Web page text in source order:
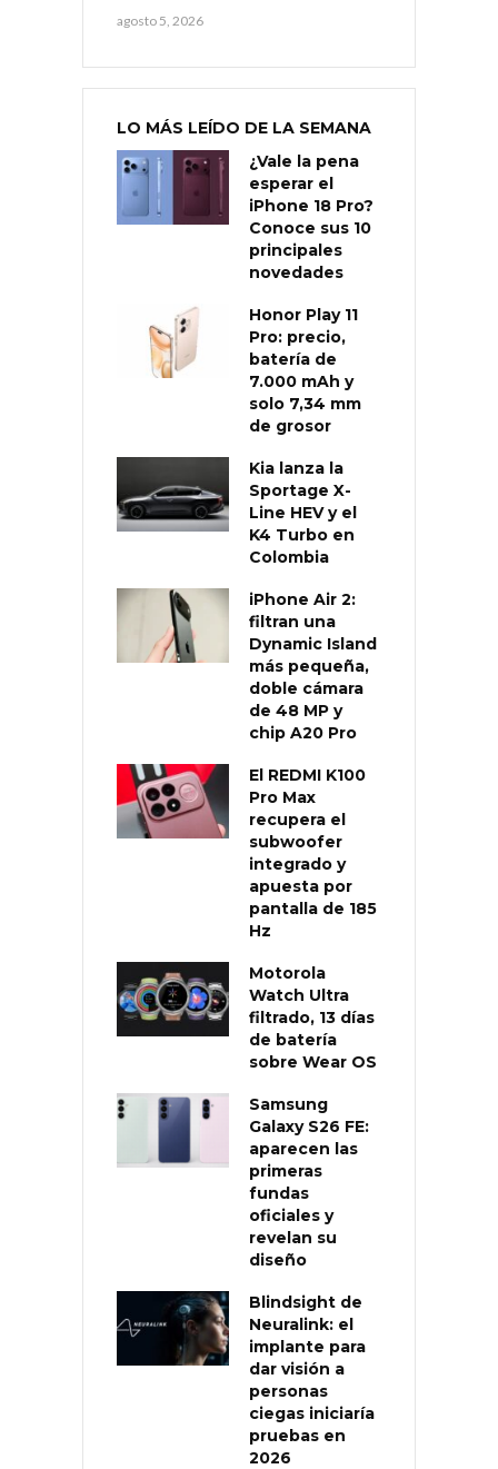
agosto 5, 2026
LO MÁS LEÍDO DE LA SEMANA
¿Vale la pena
esperar el
iPhone 18 Pro?
Conoce sus 10
principales
novedades
Honor Play 11
Pro: precio,
batería de
7.000 mAh y
solo 7,34 mm
de grosor
Kia lanza la
Sportage X-
Line HEV y el
K4 Turbo en
Colombia
iPhone Air 2:
filtran una
Dynamic Island
más pequeña,
doble cámara
de 48 MP y
chip A20 Pro
El REDMI K100
Pro Max
recupera el
subwoofer
integrado y
apuesta por
pantalla de 185
Hz
Motorola
Watch Ultra
filtrado, 13 días
de batería
sobre Wear OS
Samsung
Galaxy S26 FE:
aparecen las
primeras
fundas
oficiales y
revelan su
diseño
Blindsight de
Neuralink: el
implante para
dar visión a
personas
ciegas iniciaría
pruebas en
2026